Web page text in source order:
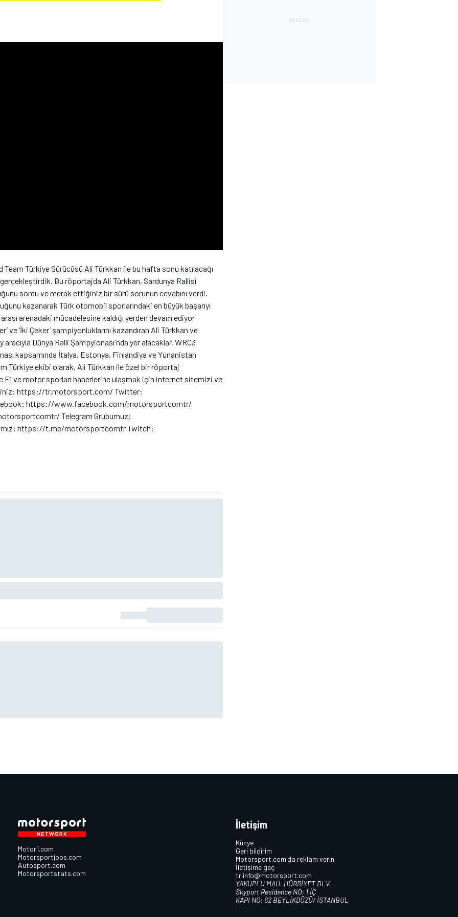
Türkiye Sürücüsü Ali Türkkan ile bu hafta sonu katılacağı
Bu röportajda Ali Türkkan, Sardunya Rallisi
sordu ve merak ettiğiniz bir sürü sorunun cevabını verdi.
kazanarak Türk otomobil sporlarındaki en büyük başarıyı
arenadaki mücadelesine kaldığı yerden devam ediyor
ve ‘İki Çeker’ şampiyonluklarını kazandıran Ali Türkkan ve
Dünya Ralli Şampyionası'nda yer alacaklar. WRC3
kapsamında İtalya, Estonya, Finlandiya ve Yunanistan
Türkiye ekibi olarak, Ali Türkkan ile özel bir röportaj
ve motor sporları haberlerine ulaşmak için internet sitemizi ve
https://tr.motorsport.com/ Twitter:
https://www.facebook.com/motorsportcomtr/
Telegram Grubumuz:
https://t.me/motorsportcomtr Twitch:
Motor1.com
Motorsportjobs.com
Autosport.com
Motorsportstats.com
İletişim
Künye
Geri bildirim
Motorsport.com'da reklam verin
İletişime geç
tr.info@motorsport.com
YAKUPLU MAH. HÜRRİYET BLV.
Skyport Residence NO: 1 İÇ
KAPI NO: 62 BEYLİKDÜZÜ/ İSTANBUL